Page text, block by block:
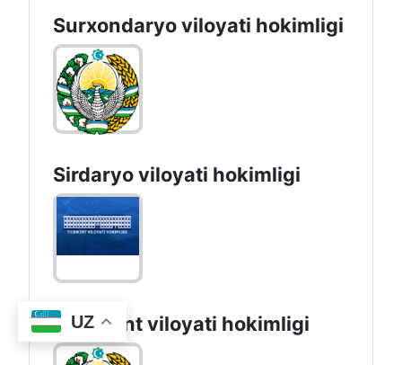
UZ
Surxondaryo vilоyati hоkimligi
Sirdaryo vilоyati hоkimligi
Toshkent vilоyati hоkimligi